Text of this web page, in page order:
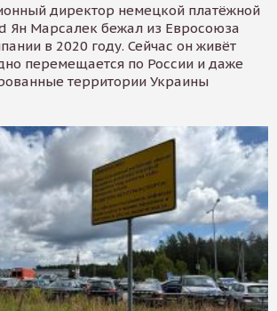
директор немецкой платёжной
Ян Марсалек бежал из Евросоюза
в 2020 году. Сейчас он живёт
перемещается по России и даже
территории Украины